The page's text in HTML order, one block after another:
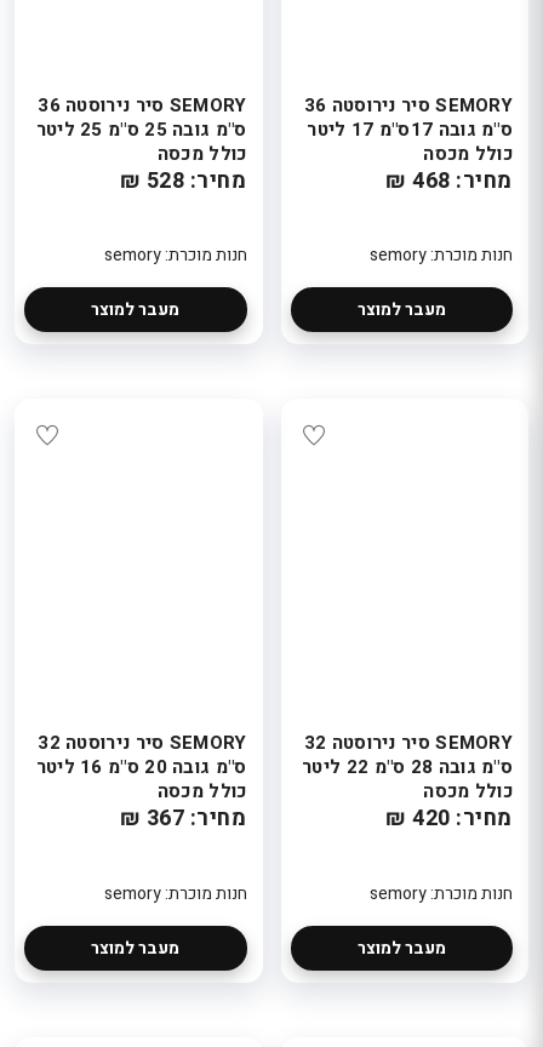
SEMORY סיר נירוסטה 36
ס"מ גובה 17ס"מ 17 ליטר
כולל מכסה
מחיר: 468 ₪
חנות מוכרת: semory
מעבר למוצר
SEMORY סיר נירוסטה 36
ס"מ גובה 25 ס"מ 25 ליטר
כולל מכסה
מחיר: 528 ₪
חנות מוכרת: semory
מעבר למוצר
SEMORY סיר נירוסטה 32
ס"מ גובה 28 ס"מ 22 ליטר
כולל מכסה
מחיר: 420 ₪
חנות מוכרת: semory
מעבר למוצר
SEMORY סיר נירוסטה 32
ס"מ גובה 20 ס"מ 16 ליטר
כולל מכסה
מחיר: 367 ₪
חנות מוכרת: semory
מעבר למוצר